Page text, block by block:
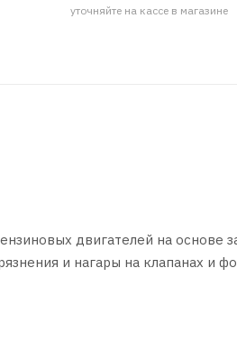
уточняйте на кассе в магазине
двигателей на основе
и нагары на клапанах и